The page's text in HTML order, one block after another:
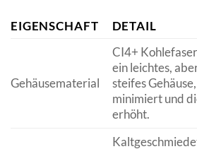
EIGENSCHAFT DETAIL
Gehäusematerial
CI4+
ein leichtes,
steifes
minimiert und
erhöht.